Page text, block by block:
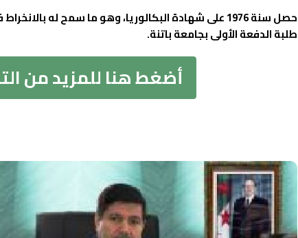
حصل سنة 1976 على شهادة البكالوريا، وهو ما سمح له
طلبة الدفعة الأولى بجامعة باتنة.
أضغط هنا للمزيد من